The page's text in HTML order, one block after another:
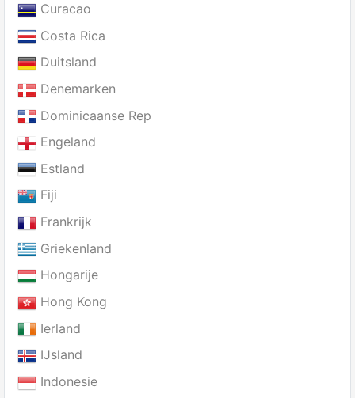
Curacao
Costa Rica
Duitsland
Denemarken
Dominicaanse Rep
Engeland
Estland
Fiji
Frankrijk
Griekenland
Hongarije
Hong Kong
Ierland
IJsland
Indonesie